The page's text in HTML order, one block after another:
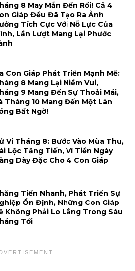
8 May Mắn Đến Rồi! Cả 4
Giáp Đều Đã Tạo Ra Ảnh
Tích Cực Với Nỗ Lực Của
Lần Lượt Mang Lại Phước
Con Giáp Phát Triển Mạnh Mẽ:
8 Mang Lại Niềm Vui,
9 Mang Đến Sự Thoải Mái,
Tháng 10 Mang Đến Một Làn
Bất Ngờ!
Vi Tháng 8: Bước Vào Mùa Thu,
Lộc Tăng Tiến, Ví Tiền Ngày
Dày Đặc Cho 4 Con Giáp
Tiến Nhanh, Phát Triển Sự
Ổn Định, Những Con Giáp
Không Phải Lo Lắng Trong Sáu
Tới